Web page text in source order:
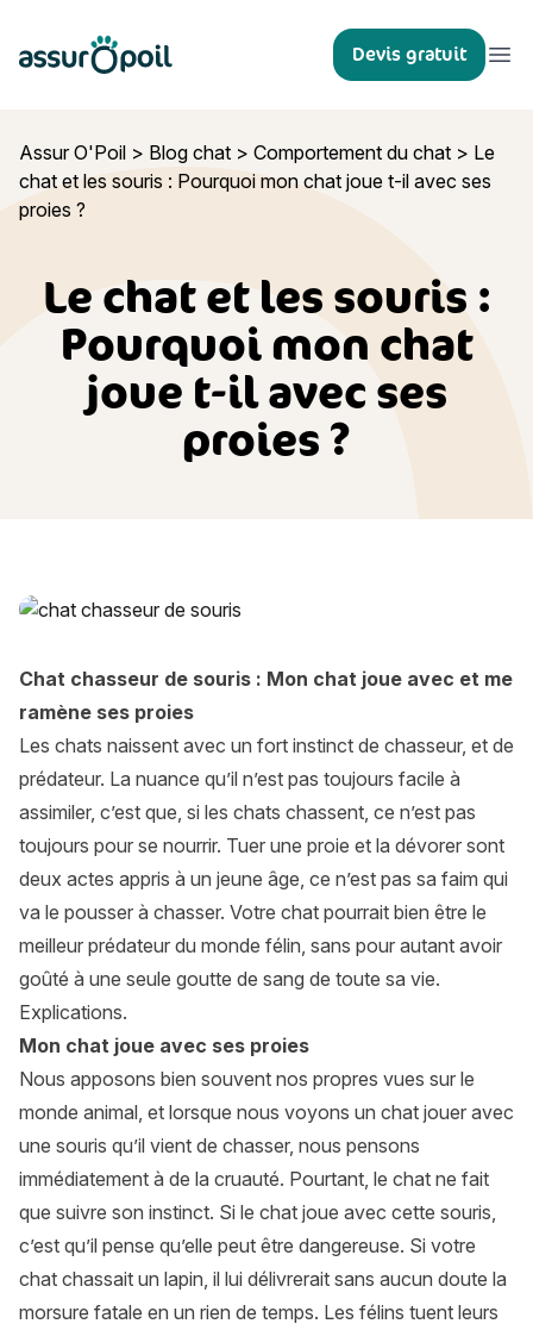
Assur O'Poil Devis gratuit
Assur O'Poil > Blog chat > Comportement du chat > Le
chat et les souris : Pourquoi mon chat joue t-il avec ses
proies ?
Le chat et les souris :
Pourquoi mon chat
joue t-il avec ses
proies ?
Le chat et les souris : Pourquoi mon chat joue t-il avec ses
Chat chasseur de souris : Mon chat joue avec et me
ramène ses proies
Les chats naissent avec un fort instinct de chasseur, et de
prédateur. La nuance qu’il n’est pas toujours facile à
assimiler, c’est que, si les chats chassent, ce n’est pas
toujours pour se nourrir. Tuer une proie et la dévorer sont
deux actes appris à un jeune âge, ce n’est pas sa faim qui
va le pousser à chasser. Votre chat pourrait bien être le
meilleur prédateur du monde félin, sans pour autant avoir
goûté à une seule goutte de sang de toute sa vie.
Explications.
Mon chat joue avec ses proies
Nous apposons bien souvent nos propres vues sur le
monde animal, et lorsque nous voyons un chat jouer avec
une souris qu’il vient de chasser, nous pensons
immédiatement à de la cruauté. Pourtant, le chat ne fait
que suivre son instinct. Si le chat joue avec cette souris,
c’est qu’il pense qu’elle peut être dangereuse. Si votre
chat chassait un lapin, il lui délivrerait sans aucun doute la
morsure fatale en un rien de temps. Les félins tuent leurs